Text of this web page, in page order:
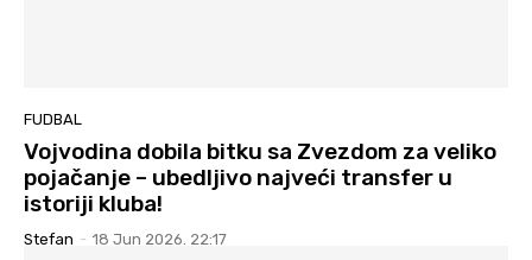
FUDBAL
Vojvodina dobila bitku sa Zvezdom za veliko
pojačanje – ubedljivo najveći transfer u
istoriji kluba!
Stefan - 18 Jun 2026. 22:17